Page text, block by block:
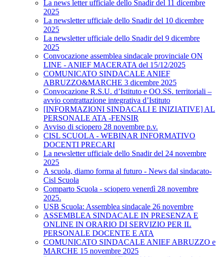
La news letter ufficiale dello Snadir del 11 dicembre
2025
La newsletter ufficiale dello Snadir del 10 dicembre
2025
La newsletter ufficiale dello Snadir del 9 dicembre
2025
Convocazione assemblea sindacale provinciale ON
LINE - ANIEF MACERATA del 15/12/2025
COMUNICATO SINDACALE ANIEF
ABRUZZO&MARCHE 3 dicembre 2025
Convocazione R.S.U. d’Istituto e OO.SS. territoriali –
avvio contrattazione integrativa d’Istituto
[INFORMAZIONI SINDACALI E INIZIATIVE] AL
PERSONALE ATA -FENSIR
Avviso di sciopero 28 novembre p.v.
CISL SCUOLA - WEBINAR INFORMATIVO
DOCENTI PRECARI
La newsletter ufficiale dello Snadir del 24 novembre
2025
A scuola, diamo forma al futuro - News dal sindacato-
Cisl Scuola
Comparto Scuola - sciopero venerdì 28 novembre
2025.
USB Scuola: Assemblea sindacale 26 novembre
ASSEMBLEA SINDACALE IN PRESENZA E
ONLINE IN ORARIO DI SERVIZIO PER IL
PERSONALE DOCENTE E ATA
COMUNICATO SINDACALE ANIEF ABRUZZO e
MARCHE 15 novembre 2025